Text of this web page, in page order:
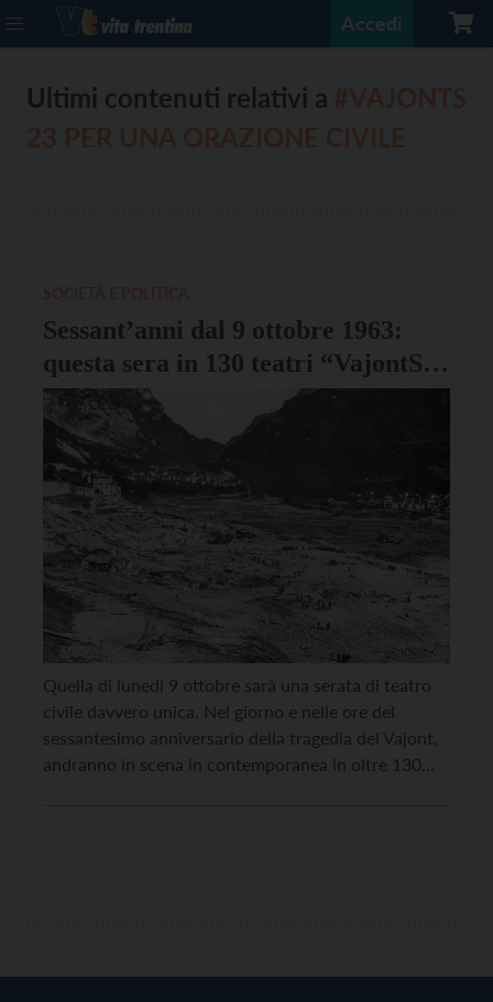
Accedi
Ultimi contenuti relativi a
Sessant’anni dal 9 ottobre 1963:
questa sera in 130 teatri “VajontS
23 per una Orazione Civile Corale”
Quella di lunedì 9 ottobre sarà una serata di teatro
civile davvero unica. Nel giorno e nelle ore del
sessantesimo anniversario della tragedia del Vajont,
andranno in scena in contemporanea in oltre 130